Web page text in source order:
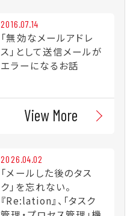
2016.07.14
「無効なメールアドレ
ス」として送信メールが
エラーになるお話
View More
2026.04.02
「メールした後のタス
ク」を忘れない。
『Re:lation』、「タスク